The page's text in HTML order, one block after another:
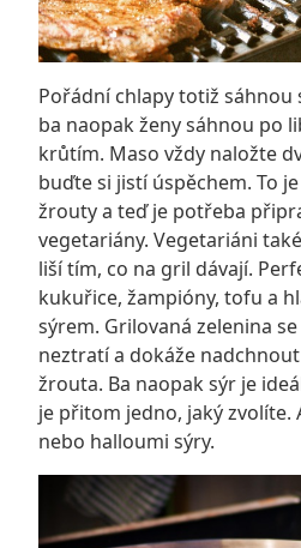
Pořádní chlapy totiž sáhnou
ba naopak ženy sáhnou po
krůtím. Maso vždy naložte
buďte si jistí úspěchem. To
žrouty a teď je potřeba
vegetariány. Vegetariáni
liší tím, co na gril dávají.
kukuřice, žampióny, tofu a
sýrem. Grilovaná zelenina
neztratí a dokáže
žrouta. Ba naopak sýr je
je přitom jedno, jaký zvolíte.
nebo halloumi sýry.